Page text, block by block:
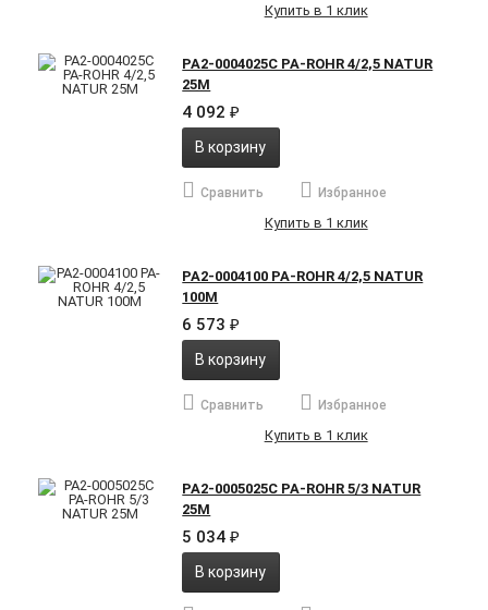
Купить в 1 клик
PA2-0004025C PA-ROHR 4/2,5 NATUR
25M
4 092₽
В корзину
Сравнить Избранное
Купить в 1 клик
PA2-0004100 PA-ROHR 4/2,5 NATUR
100M
6 573₽
В корзину
Сравнить Избранное
Купить в 1 клик
PA2-0005025C PA-ROHR 5/3 NATUR
25M
5 034₽
В корзину